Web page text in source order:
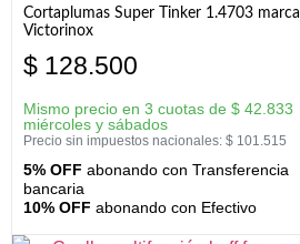
Cortaplumas Super Tinker 1.4703 marca
Victorinox
$ 128.500
Mismo precio en 3 cuotas de $ 42.833
miércoles y sábados
Precio sin impuestos nacionales: $ 101.515
5% OFF abonando con Transferencia
bancaria
10% OFF abonando con Efectivo